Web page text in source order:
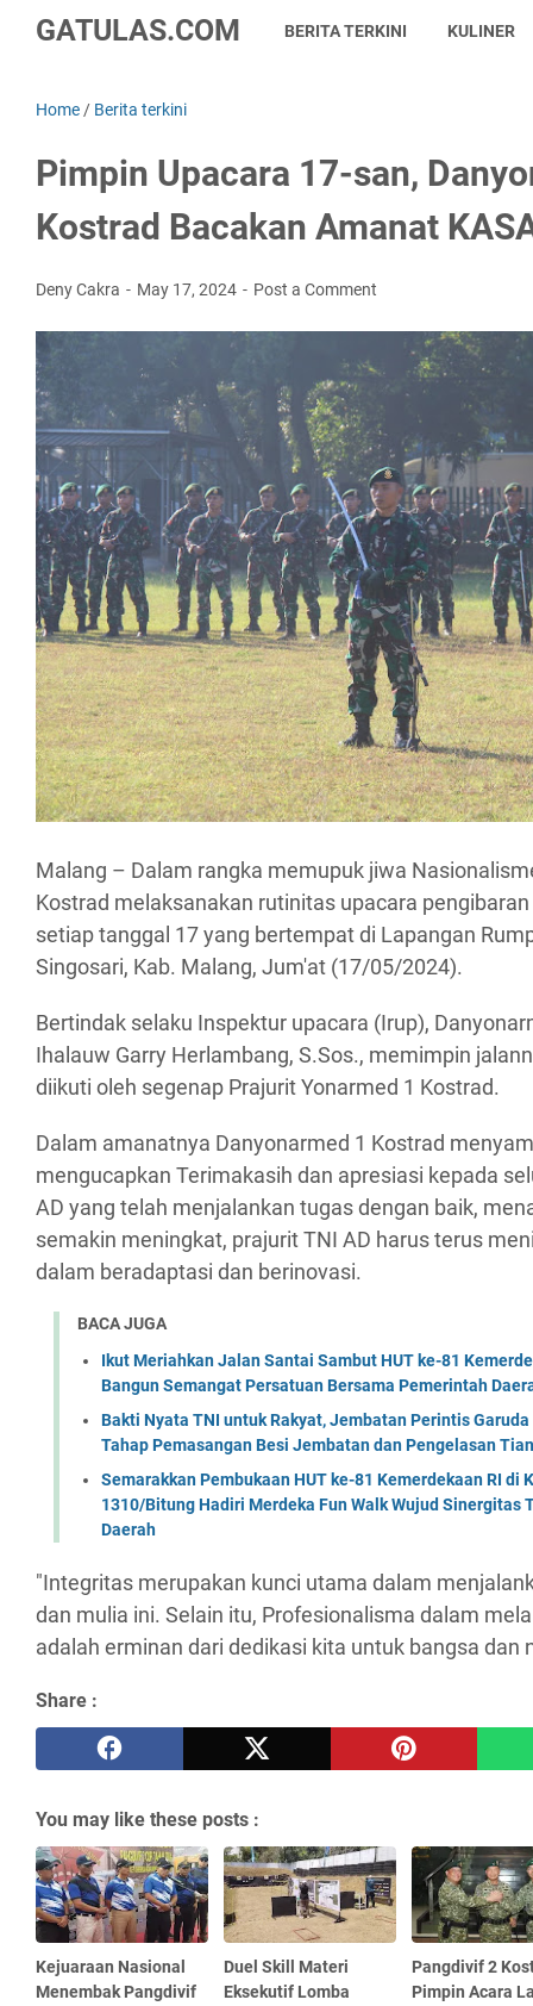
GATULAS.COM BERITA TERKINI KULINER
Home / Berita terkini
Pimpin Upacara 17-san,
Kostrad Bacakan Amanat
Deny Cakra May 17, 2024 Post a Comment
Malang – Dalam rangka memupuk jiwa
Kostrad melaksanakan rutinitas upacara
setiap tanggal 17 yang bertempat di Lapangan
Singosari, Kab. Malang, Jum'at (17/05/2024).
Bertindak selaku Inspektur upacara (Irup),
Ihalauw Garry Herlambang, S.Sos., memimpin
diikuti oleh segenap Prajurit Yonarmed 1 Kostrad.
Dalam amanatnya Danyonarmed 1 Kostrad
mengucapkan Terimakasih dan apresiasi kepada
AD yang telah menjalankan tugas dengan baik,
semakin meningkat, prajurit TNI AD harus terus
dalam beradaptasi dan berinovasi.
BACA JUGA
Ikut Meriahkan Jalan Santai Sambut HUT ke-81
Bangun Semangat Persatuan Bersama Pemerintah
Bakti Nyata TNI untuk Rakyat, Jembatan Perintis
Tahap Pemasangan Besi Jembatan dan Pengelasan
Semarakkan Pembukaan HUT ke-81 Kemerdekaan RI di
1310/Bitung Hadiri Merdeka Fun Walk Wujud Sinergitas
Daerah
"Integritas merupakan kunci utama dalam
dan mulia ini. Selain itu, Profesionalisma dalam
adalah erminan dari dedikasi kita untuk bangsa dan
Share :
You may like these posts :
Kejuaraan Nasional
Menembak Pangdivif
Duel Skill Materi
Eksekutif Lomba
Pangdivif 2
Pimpin Acara